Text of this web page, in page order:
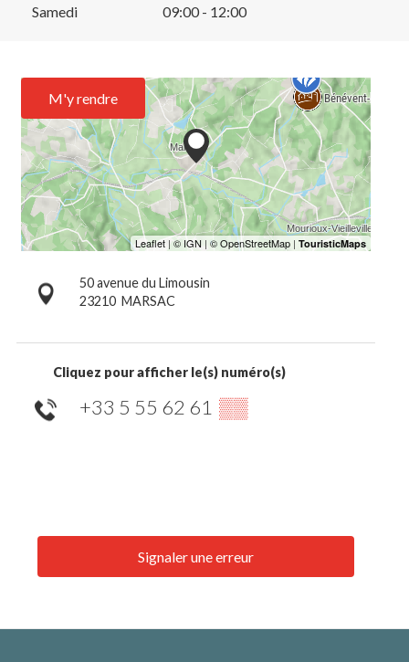
Samedi 09:00 - 12:00
M'y rendre
50 avenue du Limousin
23210 MARSAC
Cliquez pour afficher le(s) numéro(s)
+33 5 55 62 61 ▒▒
Signaler une erreur